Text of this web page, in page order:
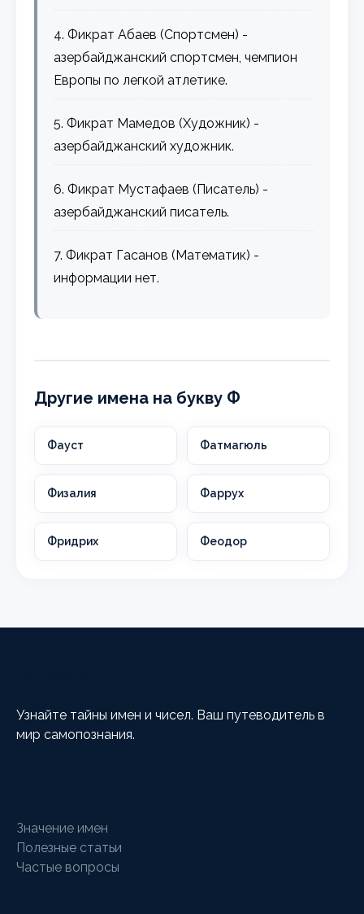
4. Фикрат Абаев (Спортсмен) -
азербайджанский спортсмен, чемпион
Европы по легкой атлетике.
5. Фикрат Мамедов (Художник) -
азербайджанский художник.
6. Фикрат Мустафаев (Писатель) -
азербайджанский писатель.
7. Фикрат Гасанов (Математик) -
информации нет.
Другие имена на букву Ф
Фауст Фатмагюль
Физалия Фаррух
Фридрих Феодор
Узнайте тайны имен и чисел. Ваш путеводитель в
мир самопознания.
Значение имен
Полезные статьи
Частые вопросы